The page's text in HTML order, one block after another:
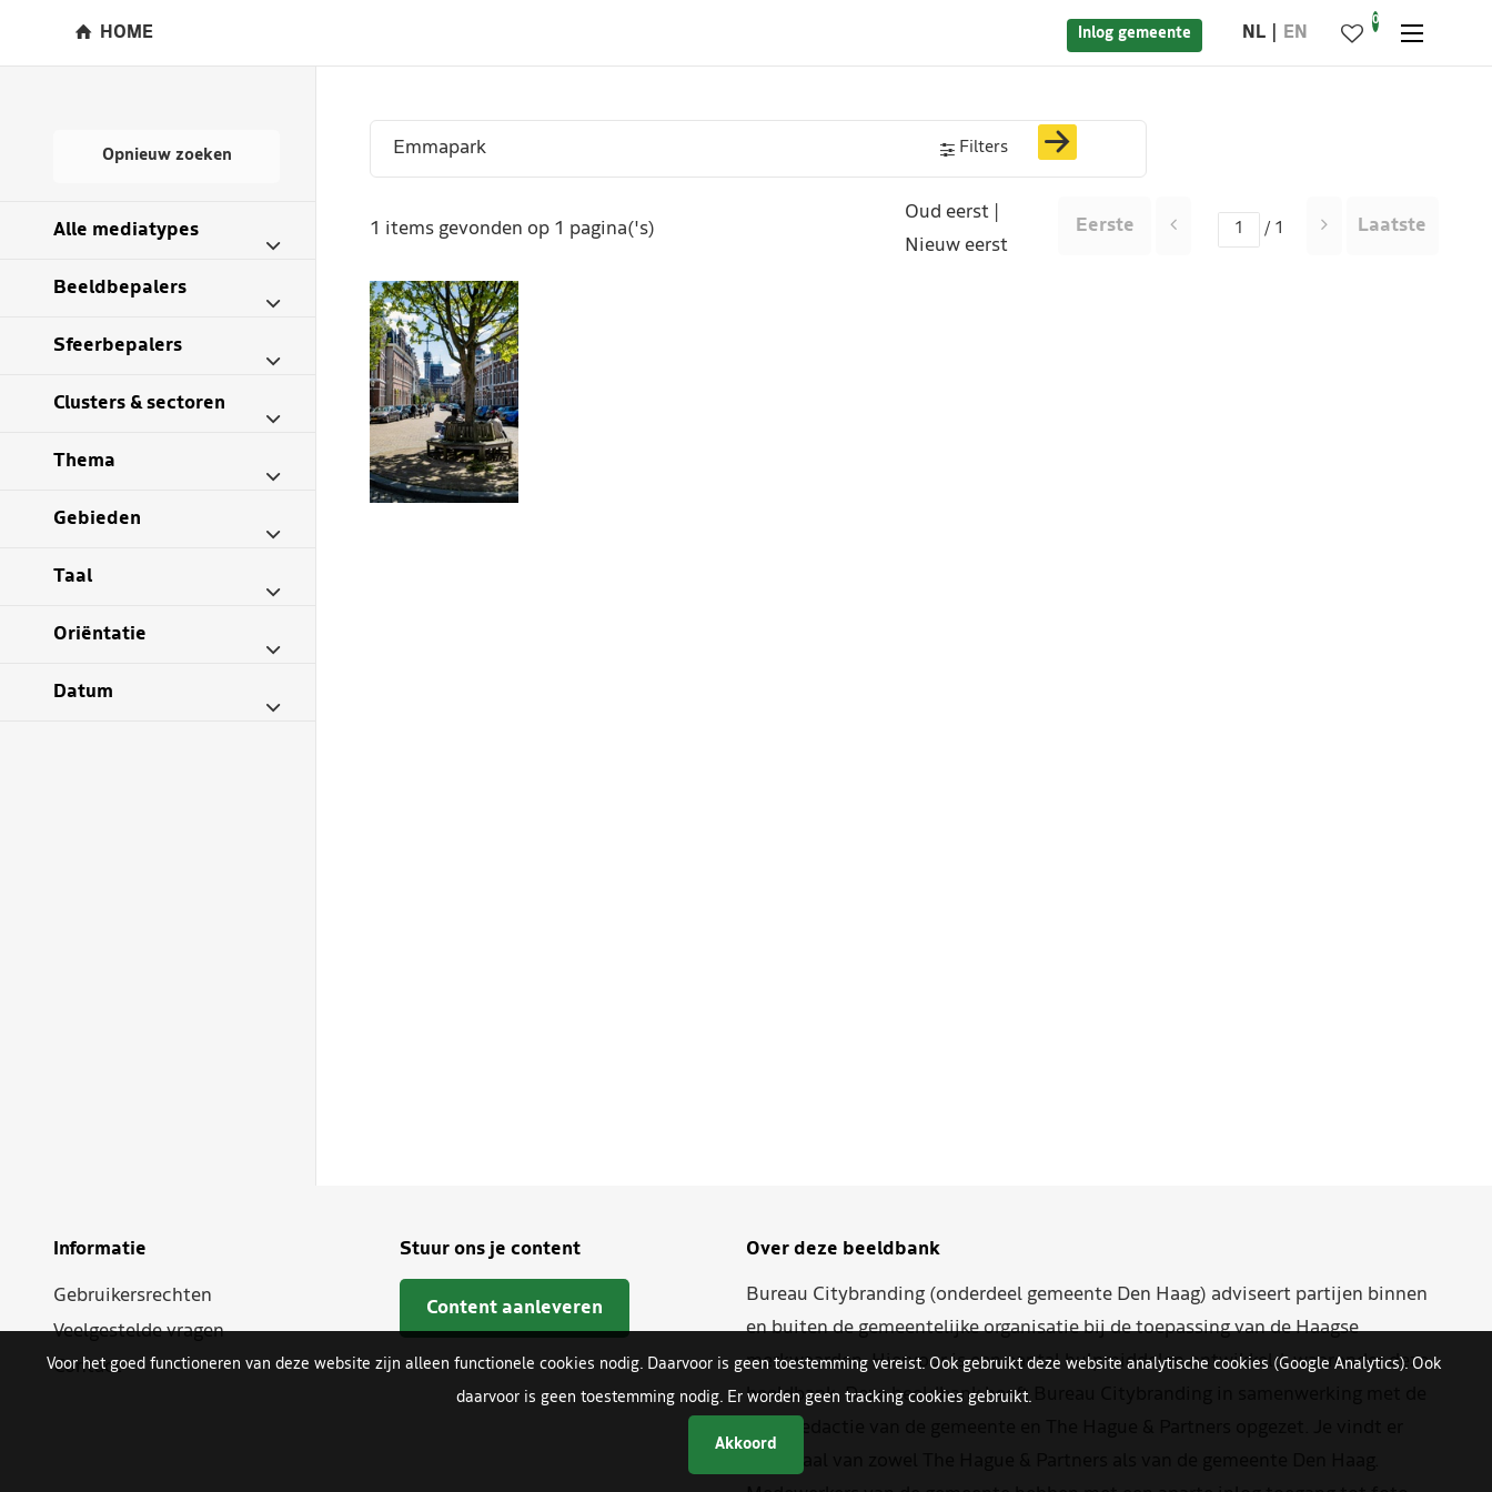
HOME Inlog gemeente NL EN
0
Opnieuw zoeken
Alle mediatypes
Beeldbepalers
Sfeerbepalers
Clusters & sectoren
Thema
Gebieden
Taal
Oriëntatie
Datum
Filters
1 items gevonden op 1 pagina('s)
Oud eerst|
Nieuw eerst
Eerste / 1 Laatste
Informatie
Gebruikersrechten
Veelgestelde vragen
Contact
Stuur ons je content
Content aanleveren
Over deze beeldbank
Bureau Citybranding (onderdeel gemeente Den Haag) adviseert partijen binnen
en buiten de gemeentelijke organisatie bij de toepassing van de Haagse
merkwaarden. Hiervoor is een aantal hulpmiddelen ontwikkeld, waaronder deze
beeldbank. Deze beeldbank heeft Bureau Citybranding in samenwerking met de
Voor het goed functioneren van deze website zijn alleen functionele cookies nodig. Daarvoor is geen toestemming vereist. Ook gebruikt deze website analytische cookies (Google Analytics). Ook
daarvoor is geen toestemming nodig. Er worden geen tracking cookies gebruikt.
Akkoord